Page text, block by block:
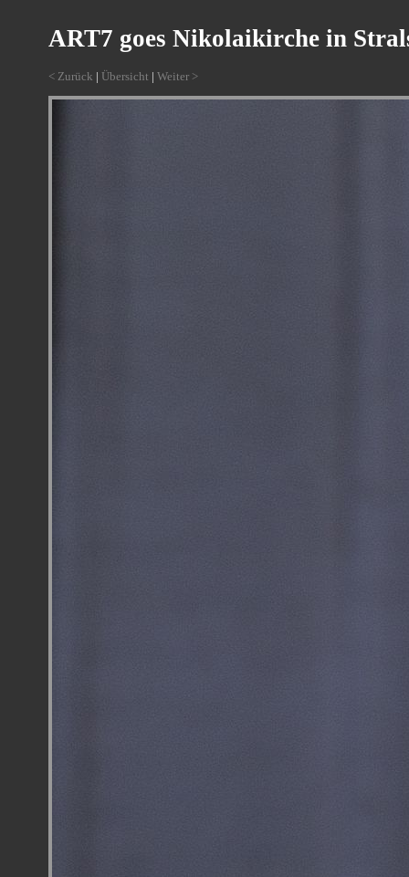
ART7 goes Nikolaikirche in
< Zurück | Übersicht |Weiter >